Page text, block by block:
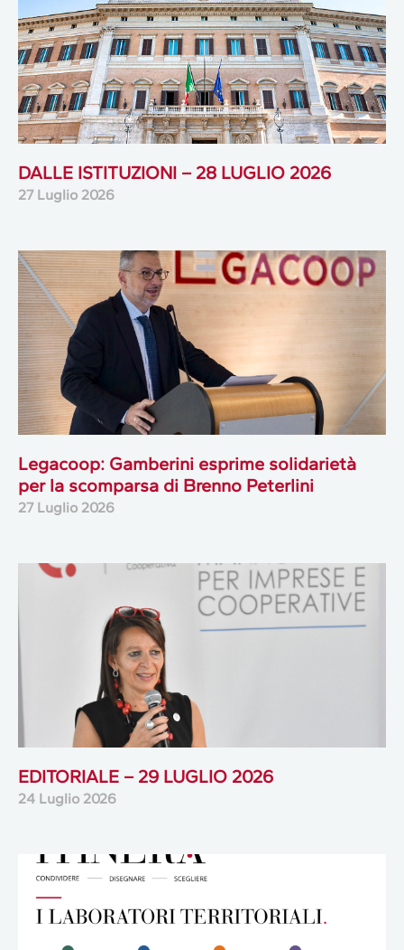
DALLE ISTITUZIONI – 28 LUGLIO 2026
27 Luglio 2026
Legacoop: Gamberini esprime solidarietà
per la scomparsa di Brenno Peterlini
27 Luglio 2026
EDITORIALE – 29 LUGLIO 2026
24 Luglio 2026